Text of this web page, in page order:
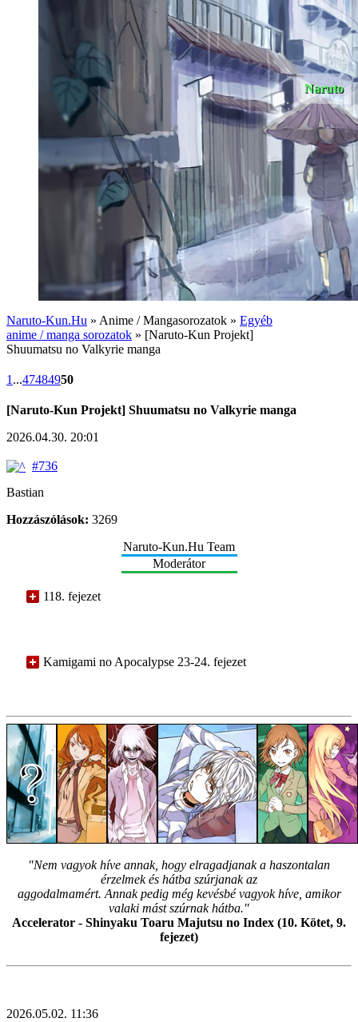
Naruto
Naruto-Kun.Hu » Anime / Mangasorozatok » Egyéb
anime / manga sorozatok » [Naruto-Kun Projekt]
Shuumatsu no Valkyrie manga
1 ...47484950
[Naruto-Kun Projekt] Shuumatsu no Valkyrie manga
2026.04.30. 20:01
#736
Bastian
Hozzászólások: 3269
Naruto-Kun.Hu Team
Moderátor
118. fejezet
Kamigami no Apocalypse 23-24. fejezet
"Nem vagyok híve annak, hogy elragadjanak a haszontalan
érzelmek és hátba szúrjanak az
aggodalmamért. Annak pedig még kevésbé vagyok híve, amikor
valaki mást szúrnak hátba."
Accelerator - Shinyaku Toaru Majutsu no Index (10. Kötet, 9.
fejezet)
2026.05.02. 11:36